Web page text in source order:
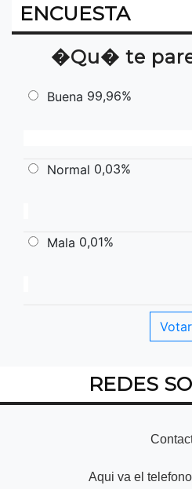
ENCUESTA
�Qu� te
Buena 99,96%
Normal 0,03%
Mala 0,01%
REDES
Aqui va el